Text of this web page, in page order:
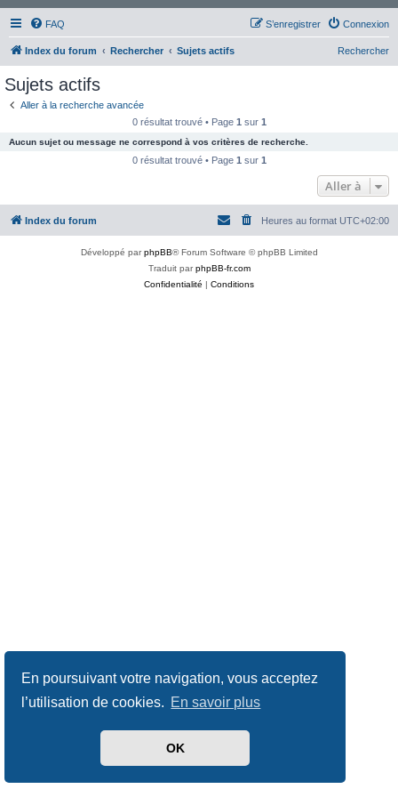
En poursuivant votre navigation, vous acceptez
l’utilisation de cookies. En savoir plus
OK
FAQ Connexion
S’enregistrer
Index du forum Rechercher Sujets actifs Rechercher
Sujets actifs
Aller à la recherche avancée
0 résultat trouvé • Page 1 sur 1
Aucun sujet ou message ne correspond à vos critères de recherche.
0 résultat trouvé • Page 1 sur 1
Aller à
Index du forum Heures au format UTC+02:00
Développé parphpBB® Forum Software © phpBB Limited
Traduit parphpBB-fr.com
Confidentialité | Conditions